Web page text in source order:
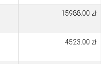
15988.00 zł
4523.00 zł